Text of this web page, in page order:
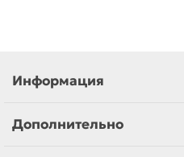
Информация
Дополнительно